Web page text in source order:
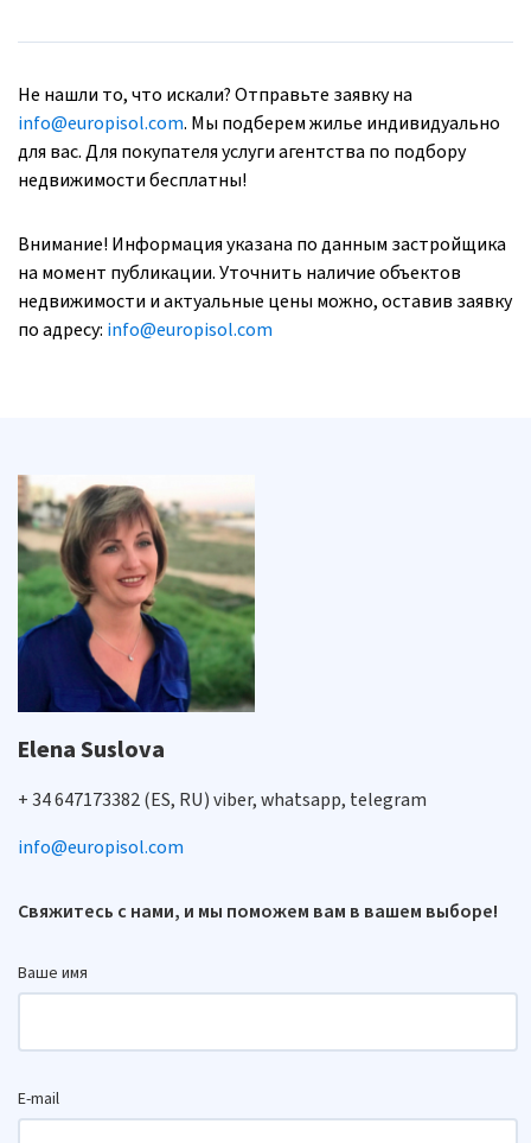
Не нашли то, что искали? Отправьте заявку на
info@europisol.com. Мы подберем жилье индивидуально
для вас. Для покупателя услуги агентства по подбору
недвижимости бесплатны!
Внимание! Информация указана по данным застройщика
на момент публикации. Уточнить наличие объектов
недвижимости и актуальные цены можно, оставив заявку
по адресу: info@europisol.com
Elena Suslova
+ 34 647173382 (ES, RU) viber, whatsapp, telegram
info@europisol.com
Свяжитесь с нами, и мы поможем вам в вашем выборе!
Ваше имя
E-mail